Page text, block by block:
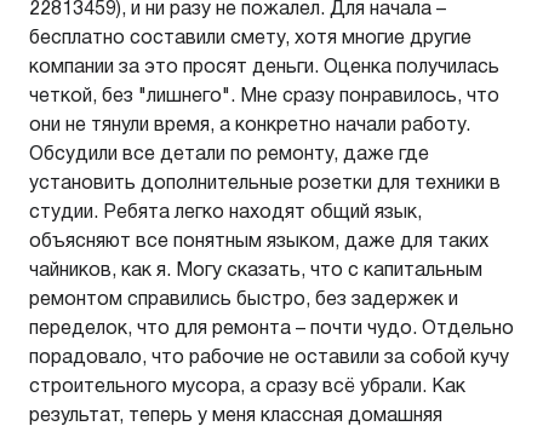
22813459), и ни разу не пожалел. Для начала –
бесплатно составили смету, хотя многие другие
компании за это просят деньги. Оценка получилась
четкой, без "лишнего". Мне сразу понравилось, что
они не тянули время, а конкретно начали работу.
Обсудили все детали по ремонту, даже где
установить дополнительные розетки для техники в
студии. Ребята легко находят общий язык,
объясняют все понятным языком, даже для таких
чайников, как я. Могу сказать, что с капитальным
ремонтом справились быстро, без задержек и
переделок, что для ремонта – почти чудо. Отдельно
порадовало, что рабочие не оставили за собой кучу
строительного мусора, а сразу всё убрали. Как
результат, теперь у меня классная домашняя